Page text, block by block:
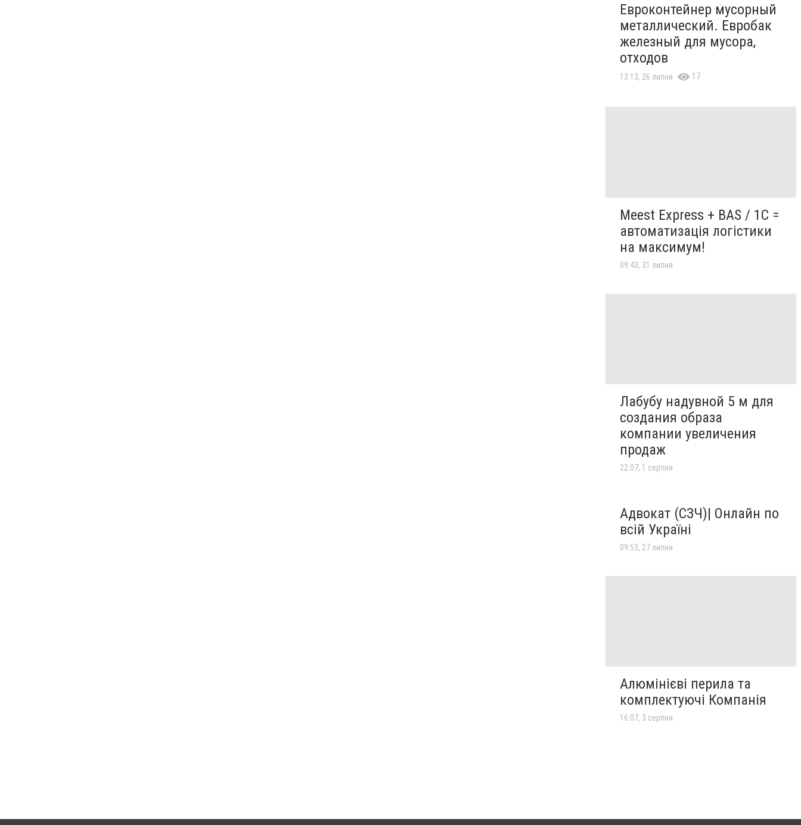
Евроконтейнер мусорный
металлический. Евробак
железный для мусора,
отходов
13:13, 26 липня 17
Meest Express + BAS / 1C =
автоматизація логістики
на максимум!
09:43, 31 липня
Лабубу надувной 5 м для
создания образа
компании увеличения
продаж
22:07, 1 серпня
Адвокат (СЗЧ)| Онлайн по
всій Україні
09:53, 27 липня
Алюмінієві перила та
комплектуючі Компанія
16:07, 3 серпня